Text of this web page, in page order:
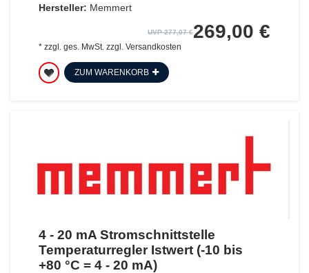
Hersteller: Memmert
UVP 277,07 €269,00 €
* zzgl. ges. MwSt.zzgl. Versandkosten
ZUM WARENKORB
4 - 20 mA Stromschnittstelle
Temperaturregler Istwert (-10 bis
+80 °C = 4 - 20 mA)